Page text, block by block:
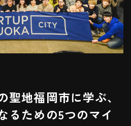
聖地福岡市に学ぶ、
るための5つのマイ